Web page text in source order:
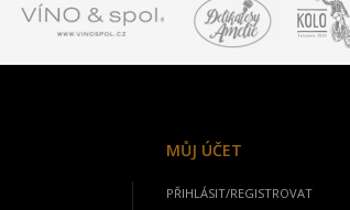
MŮJ ÚČET
PŘIHLÁSIT/REGISTROVAT